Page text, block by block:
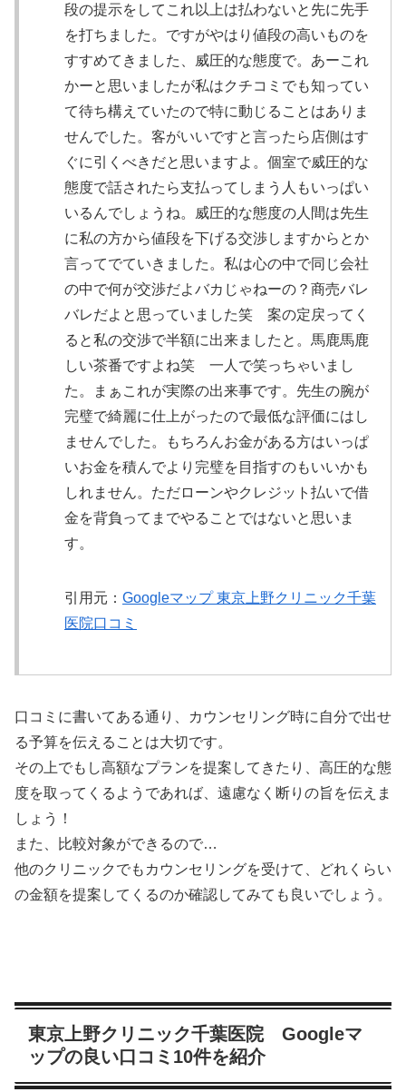
段の提示をしてこれ以上は払わないと先に先手
を打ちました。ですがやはり値段の高いものを
すすめてきました、威圧的な態度で。あーこれ
かーと思いましたが私はクチコミでも知ってい
て待ち構えていたので特に動じることはありま
せんでした。客がいいですと言ったら店側はす
ぐに引くべきだと思いますよ。個室で威圧的な
態度で話されたら支払ってしまう人もいっぱい
いるんでしょうね。威圧的な態度の人間は先生
に私の方から値段を下げる交渉しますからとか
言ってでていきました。私は心の中で同じ会社
の中で何が交渉だよバカじゃねーの？商売バレ
バレだよと思っていました笑 案の定戻ってく
ると私の交渉で半額に出来ましたと。馬鹿馬鹿
しい茶番ですよね笑 一人で笑っちゃいまし
た。まぁこれが実際の出来事です。先生の腕が
完璧で綺麗に仕上がったので最低な評価にはし
ませんでした。もちろんお金がある方はいっぱ
いお金を積んでより完璧を目指すのもいいかも
しれません。ただローンやクレジット払いで借
金を背負ってまでやることではないと思いま
す。
引用元： Googleマップ 東京上野クリニック千葉
医院口コミ
口コミに書いてある通り、カウンセリング時に自分で出せ
る予算を伝えることは大切です。
その上でもし高額なプランを提案してきたり、高圧的な態
度を取ってくるようであれば、遠慮なく断りの旨を伝えま
しょう！
また、比較対象ができるので…
他のクリニックでもカウンセリングを受けて、どれくらい
の金額を提案してくるのか確認してみても良いでしょう。
東京上野クリニック千葉医院 Googleマ
ップの良い口コミ10件を紹介